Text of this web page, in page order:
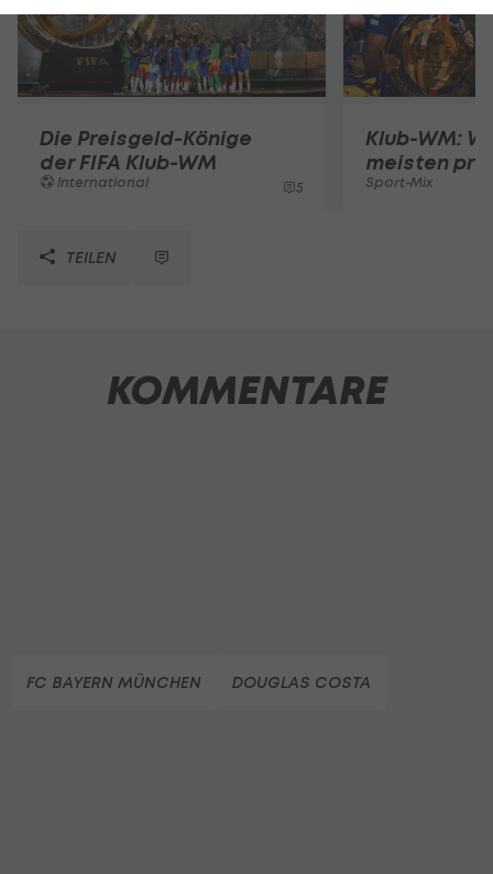
Die Preisgeld-Könige
der FIFA Klub-WM
International 5
Klub-WM:
meisten
Sport-Mix
TEILEN
KOMMENTARE
FC BAYERN MÜNCHEN DOUGLAS COSTA